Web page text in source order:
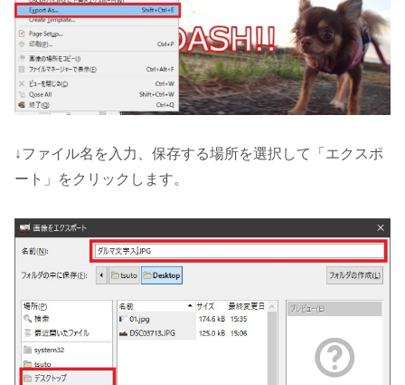
↓ファイル名を入力、保存する場所を選択して「エクスポ
ート」をクリックします。